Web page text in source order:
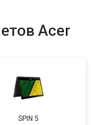
Acer
SPIN 5